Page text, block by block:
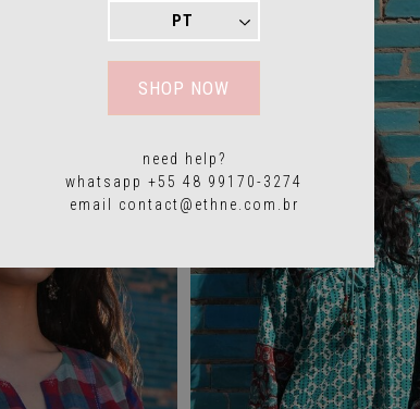
SHOP NOW
need help?
whatsapp +55 48 99170-3274
email contact@ethne.com.br